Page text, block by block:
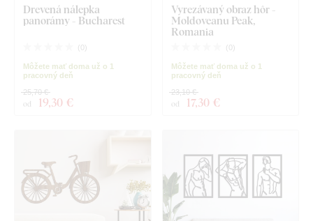
Drevená nálepka
panorámy - Bucharest
( 0 )
Môžete mať doma už o 1
pracovný deň
od 19,30 €
25,70 €
Vyrezávaný obraz hôr -
Moldoveanu Peak,
Romania
( 0 )
Môžete mať doma už o 1
pracovný deň
od 17,30 €
23,10 €